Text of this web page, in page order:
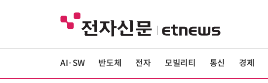
AI·SW 반도체 전자 모빌리티 통신 경제